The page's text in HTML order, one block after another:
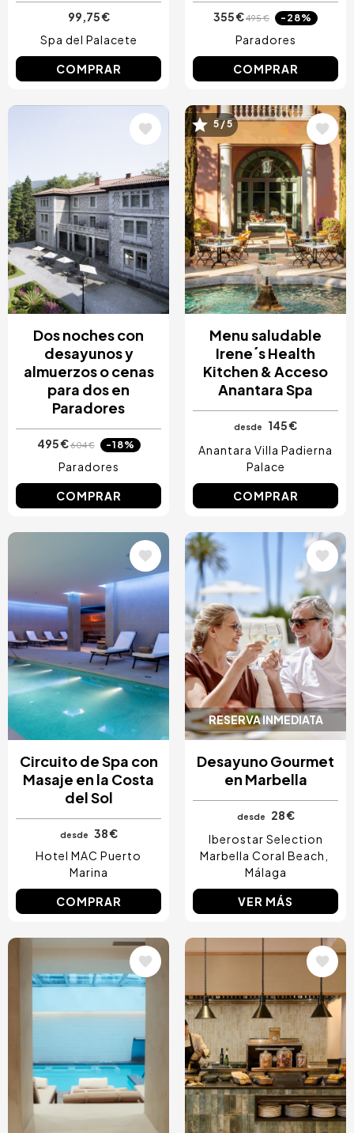
99,75 €
Spa del Palacete
COMPRAR
355 €495 € -28%
Paradores
COMPRAR
Dos noches con
desayunos y
almuerzos o cenas
para dos en
Paradores
495 €604 € -18%
Paradores
COMPRAR
Image
5 / 5
Menu saludable
Irene´s Health
Kitchen & Acceso
Anantara Spa
desde
145 €
Anantara Villa Padierna
Palace
COMPRAR
Circuito de Spa con
Masaje en la Costa
del Sol
desde
38 €
Hotel MAC Puerto
Marina
COMPRAR
RESERVA INMEDIATA
Image
Desayuno Gourmet
en Marbella
desde
28 €
Iberostar Selection
Marbella Coral Beach
Málaga
VER MÁS
Image Image